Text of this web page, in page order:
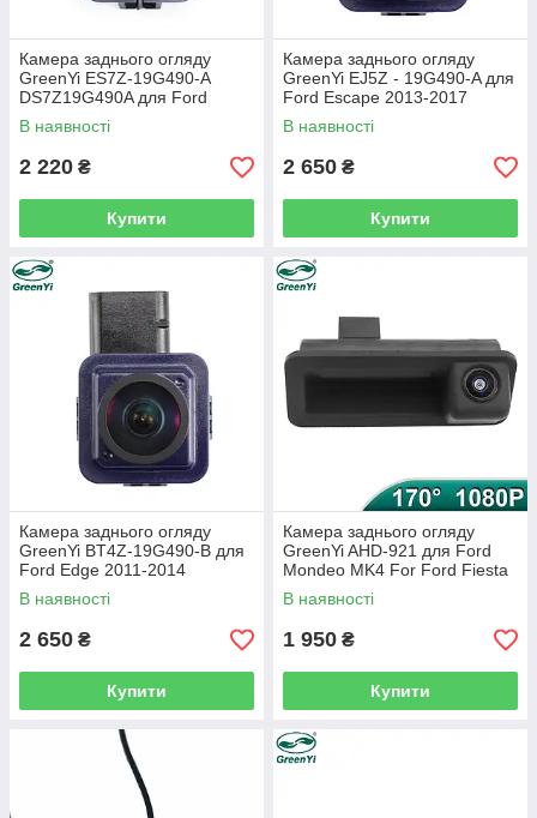
Камера заднього огляду
GreenYi ES7Z-19G490-A
DS7Z19G490A для Ford
Fusion-Mondeo 2013-2016
В наявності
2 220 ₴
Купити
Камера заднього огляду
GreenYi EJ5Z - 19G490-A для
Ford Escape 2013-2017
В наявності
2 650 ₴
Купити
Камера заднього огляду
GreenYi BT4Z-19G490-B для
Ford Edge 2011-2014
В наявності
2 650 ₴
Купити
Камера заднього огляду
GreenYi AHD-921 для Ford
Mondeo MK4 For Ford Fiesta
ST 2014-2017
В наявності
1 950 ₴
Купити